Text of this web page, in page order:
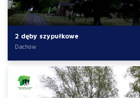
2 dęby szypułkowe
Dachów